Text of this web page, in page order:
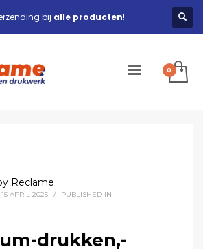
bij alle producten!
Reclame
APRIL 2025 / PUBLISHED IN
drukken,-